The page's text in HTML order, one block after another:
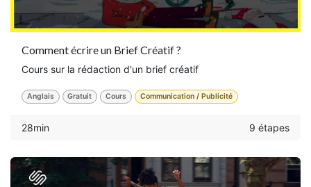
Comment écrire un Brief Créatif ?
Cours sur la rédaction d'un brief créatif
Anglais Gratuit Cours Communication / Publicité
28min 9 étapes